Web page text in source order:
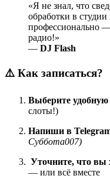
«Я не знал, что
обработки в студии
профессионально
радио!»
— DJ Flash
⚠️ Как записаться?
Выберите удобную
слоты!)
Напиши в
Суббота007)
Уточните, что вы
— или всё вместе